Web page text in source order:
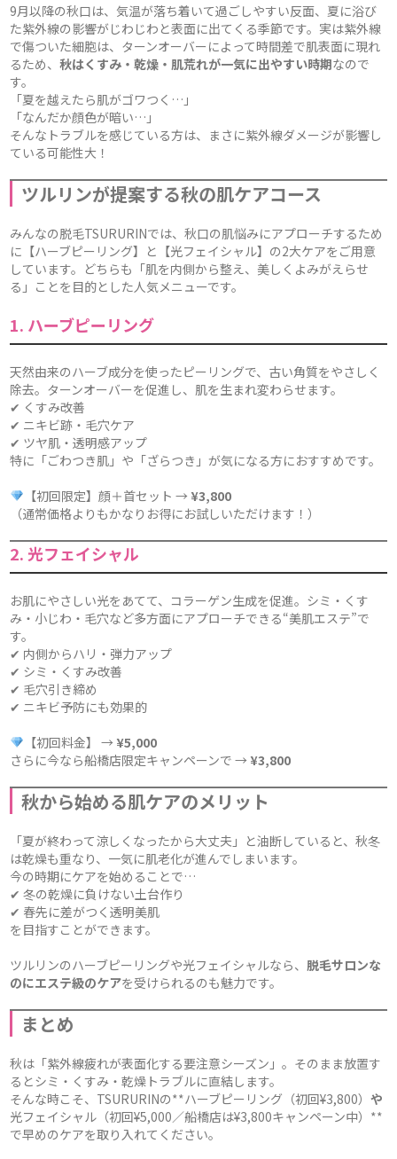
9月以降の秋口は、気温が落ち着いて過ごしやすい反面、夏に浴び
た紫外線の影響がじわじわと表面に出てくる季節です。実は紫外線
で傷ついた細胞は、ターンオーバーによって時間差で肌表面に現れ
るため、秋はくすみ・乾燥・肌荒れが一気に出やすい時期なので
す。
「夏を越えたら肌がゴワつく…」
「なんだか顔色が暗い…」
そんなトラブルを感じている方は、まさに紫外線ダメージが影響し
ている可能性大！
ツルリンが提案する秋の肌ケアコース
みんなの脱毛TSURURINでは、秋口の肌悩みにアプローチするため
に【ハーブピーリング】と【光フェイシャル】の2大ケアをご用意
しています。どちらも「肌を内側から整え、美しくよみがえらせ
る」ことを目的とした人気メニューです。
1. ハーブピーリング
天然由来のハーブ成分を使ったピーリングで、古い角質をやさしく
除去。ターンオーバーを促進し、肌を生まれ変わらせます。
✔ くすみ改善
✔ ニキビ跡・毛穴ケア
✔ ツヤ肌・透明感アップ
特に「ごわつき肌」や「ざらつき」が気になる方におすすめです。
【初回限定】顔＋首セット → ¥3,800
（通常価格よりもかなりお得にお試しいただけます！）
2. 光フェイシャル
お肌にやさしい光をあてて、コラーゲン生成を促進。シミ・くす
み・小じわ・毛穴など多方面にアプローチできる“美肌エステ”で
す。
✔ 内側からハリ・弾力アップ
✔ シミ・くすみ改善
✔ 毛穴引き締め
✔ ニキビ予防にも効果的
【初回料金】 → ¥5,000
さらに今なら船橋店限定キャンペーンで → ¥3,800
秋から始める肌ケアのメリット
「夏が終わって涼しくなったから大丈夫」と油断していると、秋冬
は乾燥も重なり、一気に肌老化が進んでしまいます。
今の時期にケアを始めることで…
✔ 冬の乾燥に負けない土台作り
✔ 春先に差がつく透明美肌
を目指すことができます。
ツルリンのハーブピーリングや光フェイシャルなら、 脱毛サロンな
のにエステ級のケアを受けられるのも魅力です。
まとめ
秋は「紫外線疲れが表面化する要注意シーズン」。そのまま放置す
るとシミ・くすみ・乾燥トラブルに直結します。
そんな時こそ、TSURURINの**ハーブピーリング（初回¥3,800）や
光フェイシャル（初回¥5,000／船橋店は¥3,800キャンペーン中）**
で早めのケアを取り入れてください。